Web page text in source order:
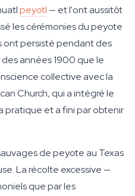
peyotl — et l'ont aussitôt
les cérémonies du peyote
ont persisté pendant des
années 1900 que le
collective avec la
Church, qui a intégré le
pratique et a fini par obtenir
de peyote au Texas
La récolte excessive —
que par les